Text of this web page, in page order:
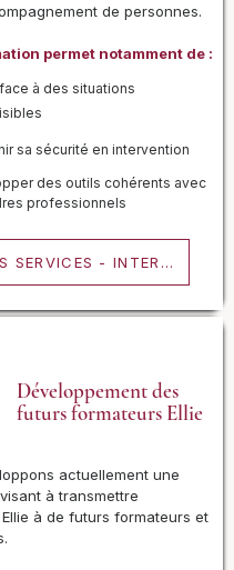
de personnes.
permet notamment de :
à des situations
sa sécurité en intervention
des outils cohérents avec
professionnels
VOIR LES SERVICES - INTERVENTION
Développement des
futurs formateurs Ellie
actuellement une
à transmettre
Ellie à de futurs formateurs et